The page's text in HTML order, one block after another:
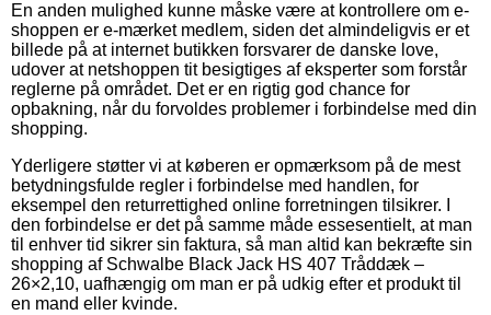
En anden mulighed kunne måske være at kontrollere om e-
shoppen er e-mærket medlem, siden det almindeligvis er et
billede på at internet butikken forsvarer de danske love,
udover at netshoppen tit besigtiges af eksperter som forstår
reglerne på området. Det er en rigtig god chance for
opbakning, når du forvoldes problemer i forbindelse med din
shopping.
Yderligere støtter vi at køberen er opmærksom på de mest
betydningsfulde regler i forbindelse med handlen, for
eksempel den returrettighed online forretningen tilsikrer. I
den forbindelse er det på samme måde essesentielt, at man
til enhver tid sikrer sin faktura, så man altid kan bekræfte sin
shopping af Schwalbe Black Jack HS 407 Tråddæk –
26×2,10, uafhængig om man er på udkig efter et produkt til
en mand eller kvinde.